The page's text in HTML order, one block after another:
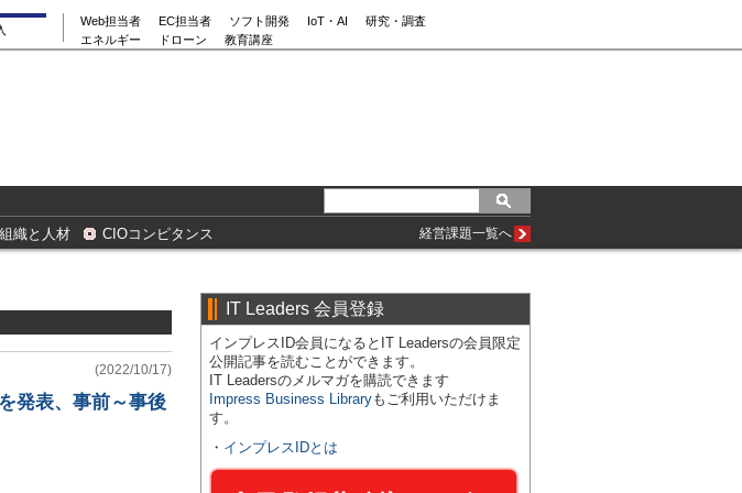
Web担当者 EC担当者 ソフト開発 IoT・AI
研究・調査
エネルギー
ドローン 教育講座
組織と人材 CIOコンピタンス 経営課題一覧へ
(2022/10/17)
発表、事前～事後
IT Leaders 会員登録
インプレスID会員になるとIT Leadersの会員限定
公開記事を読むことができます。
IT Leadersのメルマガを購読できます
Impress Business Libraryもご利用いただけま
す。
・ インプレスIDとは